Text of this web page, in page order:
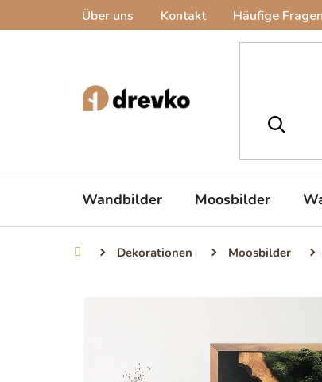
Über uns Kontakt Häufige Fragen
Wandbilder Moosbilder
StartseiteDekorationen Moosbilder